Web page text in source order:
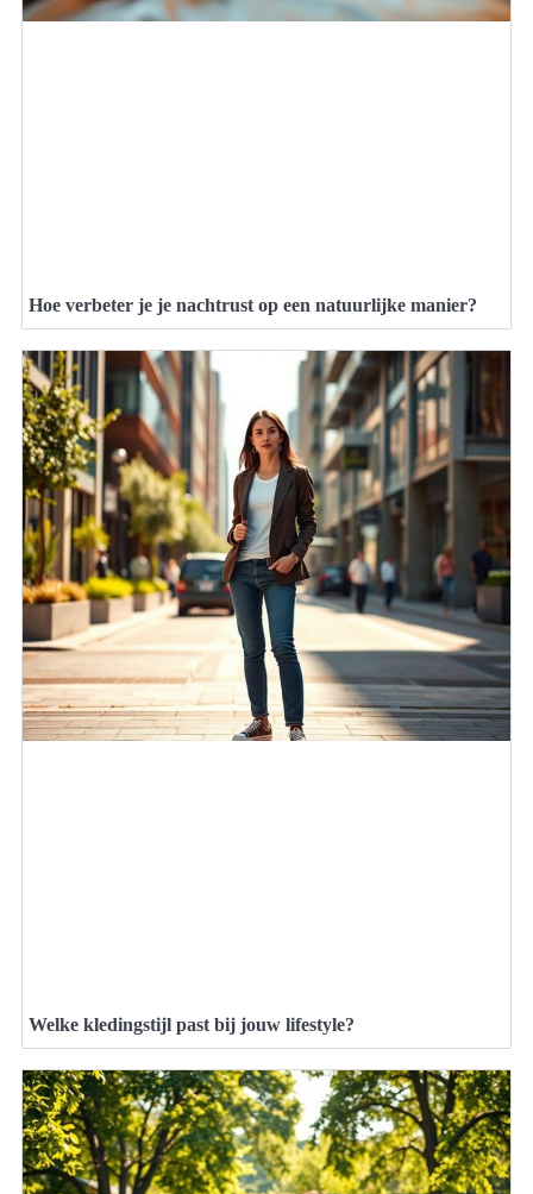
Hoe verbeter je je nachtrust op een natuurlijke manier?
Welke kledingstijl past bij jouw lifestyle?